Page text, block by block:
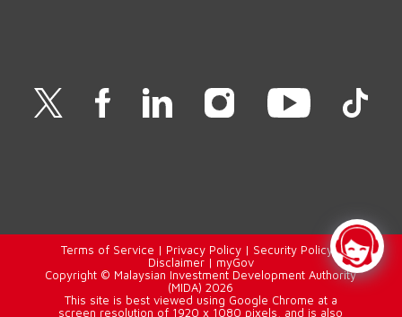
Terms of Service | Privacy Policy| Security Policy |
Disclaimer| myGov
Copyright © Malaysian Investment Development Authority
(MIDA) 2026
This site is best viewed using Google Chrome at a
screen resolution of 1920 x 1080 pixels, and is also